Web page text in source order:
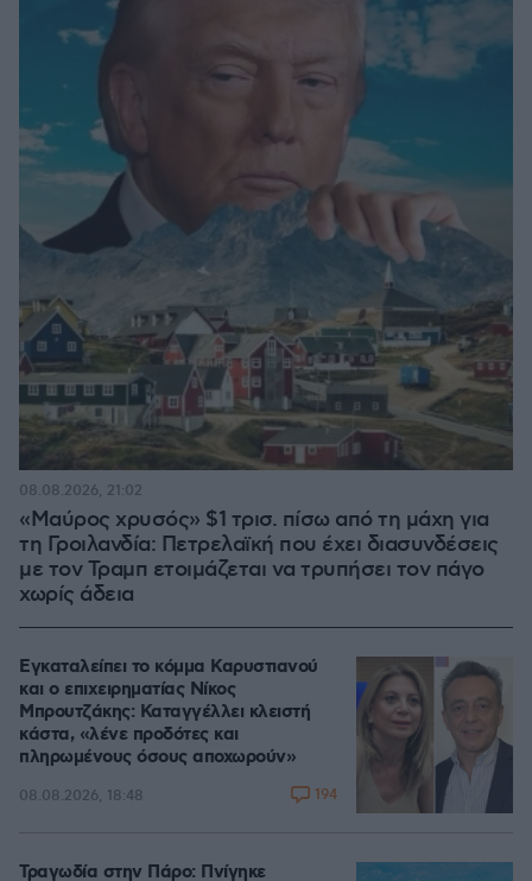
«Μαύρος χρυσός» $1 τρισ. πίσω από τη μάχη για
τη Γροιλανδία: Πετρελαϊκή που έχει διασυνδέσεις
με τον Τραμπ ετοιμάζεται να τρυπήσει τον πάγο
χωρίς άδεια
08.08.2026, 21:02
Εγκαταλείπει το κόμμα Καρυστιανού
και ο επιχειρηματίας Νίκος
Μπρουτζάκης: Καταγγέλλει κλειστή
κάστα, «λένε προδότες και
πληρωμένους όσους αποχωρούν»
08.08.2026, 18:48 194
Τραγωδία στην Πάρο: Πνίγηκε